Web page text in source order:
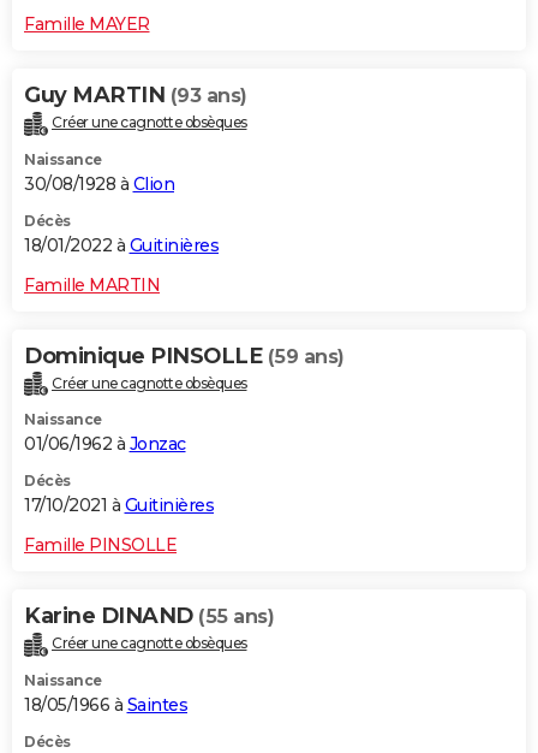
Famille MAYER
Guy MARTIN (93 ans)
Créer une cagnotte obsèques
Naissance
30/08/1928 à Clion
Décès
18/01/2022 à Guitinières
Famille MARTIN
Dominique PINSOLLE (59 ans)
Créer une cagnotte obsèques
Naissance
01/06/1962 à Jonzac
Décès
17/10/2021 à Guitinières
Famille PINSOLLE
Karine DINAND (55 ans)
Créer une cagnotte obsèques
Naissance
18/05/1966 à Saintes
Décès